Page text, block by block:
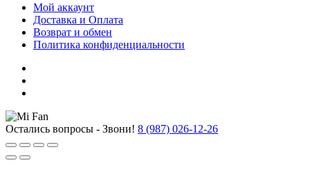
Мой аккаунт
Доставка и Оплата
Возврат и обмен
Политика конфиденциальности
Остались вопросы - Звони! 8 (987) 026-12-26